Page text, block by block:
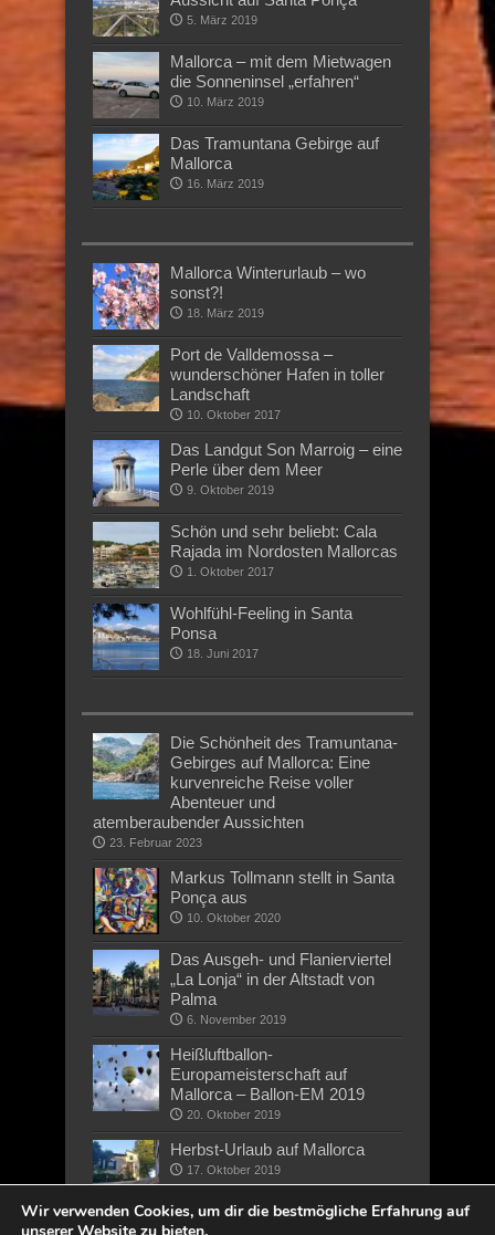
5. März 2019
Mallorca – mit dem Mietwagen
die Sonneninsel „erfahren“
10. März 2019
Das Tramuntana Gebirge auf
Mallorca
16. März 2019
Mallorca Winterurlaub – wo
sonst?!
18. März 2019
Port de Valldemossa –
wunderschöner Hafen in toller
Landschaft
10. Oktober 2017
Das Landgut Son Marroig – eine
Perle über dem Meer
9. Oktober 2019
Schön und sehr beliebt: Cala
Rajada im Nordosten Mallorcas
1. Oktober 2017
Wohlfühl-Feeling in Santa
Ponsa
18. Juni 2017
Die Schönheit des Tramuntana-
Gebirges auf Mallorca: Eine
kurvenreiche Reise voller
Abenteuer und
atemberaubender Aussichten
23. Februar 2023
Markus Tollmann stellt in Santa
Ponça aus
10. Oktober 2020
Das Ausgeh- und Flanierviertel
„La Lonja“ in der Altstadt von
Palma
6. November 2019
Heißluftballon-
Europameisterschaft auf
Mallorca – Ballon-EM 2019
20. Oktober 2019
Herbst-Urlaub auf Mallorca
17. Oktober 2019
Wir verwenden Cookies, um dir die bestmögliche Erfahrung auf